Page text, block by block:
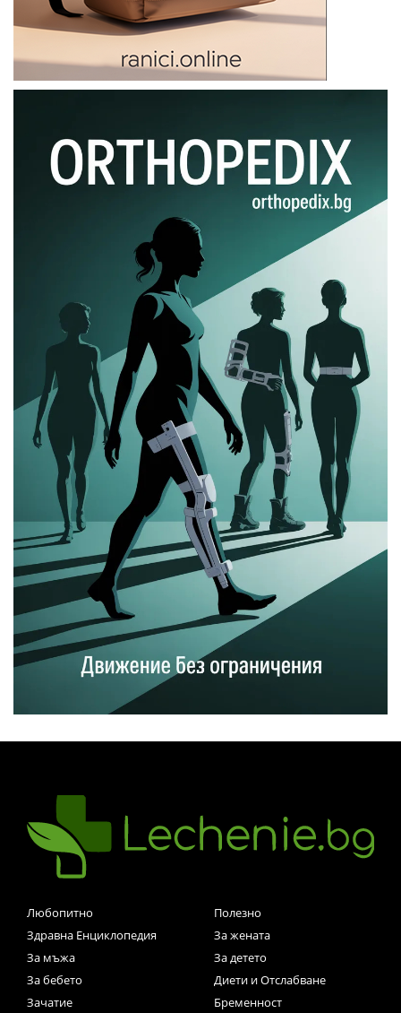
Любопитно
Полезно
Здравна Енциклопедия
За жената
За мъжа
За детето
За бебето
Диети и Отслабване
Зачатие
Бременност